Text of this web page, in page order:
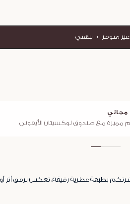
غير متوفر نبهني
مجاني
مميزة مع صندوق لوكسيتان الأيقوني
بطبقة عطرية رقيقة، تعكس برفق أثر أو